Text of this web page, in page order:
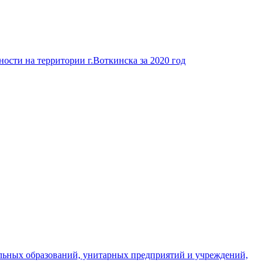
на территории г.Воткинска за 2020 год
образований, унитарных предприятий и учреждений,